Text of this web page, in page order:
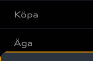
Alla modeller
Elbilar
Köpa
Privaterbjudanden
Äga